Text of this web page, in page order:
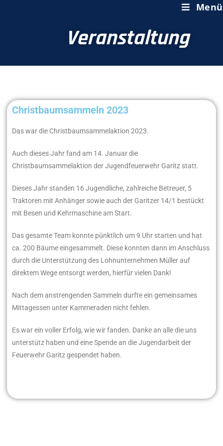
Menü
Veranstaltung
Christbaumsammeln 2023
Das war die Christbaumsammelaktion 2023.
Auch dieses Jahr fand am 14. Januar die
Christbaumsammelaktion der Jugendfeuerwehr Garitz statt.
Dieses Jahr standen 16 Jugendliche, zahlreiche Betreuer, 5
Traktoren mit Anhänger sowie auch der Garitzer 14/1 bestückt
mit Besen und Kehrmaschine am Start.
Das gesamte Team konnte pünktlich um 9 Uhr starten und hat
ca. 200 Bäume eingesammelt. Diese konnten dann im Anschluss
durch die Unterstützung des Lohnunternehmen Müller auf
direktem Wege entsorgt werden, hierfür vielen Dank!
Nach dem anstrengenden Sammeln durfte ein gemeinsames
Mittagessen unter Kammeraden nicht fehlen.
Es war ein voller Erfolg, wie wir fanden. Danke an alle die uns
unterstütz haben und eine Spende an die Jugendarbeit der
Feuerwehr Garitz gespendet haben.